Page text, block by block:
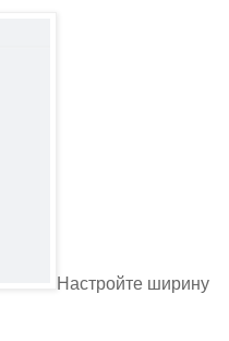
Настройте ширину